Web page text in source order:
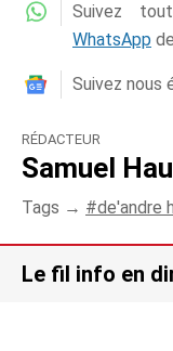
Suivez
WhatsApp
Suivez nous
RÉDACTEUR
Samuel
Tags → de'andre
Le fil info en